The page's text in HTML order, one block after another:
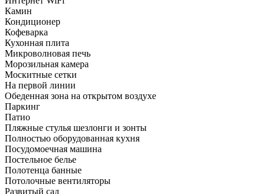
Камин
Кондиционер
Кофеварка
Кухонная плита
Микроволновая печь
Морозильная камера
Москитные сетки
На первой линии
Обеденная зона на открытом воздухе
Паркинг
Патио
Пляжные стулья шезлонги и зонты
Полностью оборудованная кухня
Посудомоечная машина
Постельное белье
Полотенца банные
Потолочные вентиляторы
Развитый сад